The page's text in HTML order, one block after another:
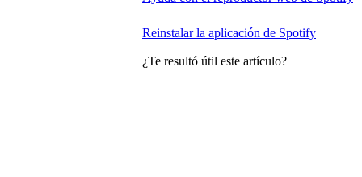
Reinstalar la aplicación de Spotify
¿Te resultó útil este artículo?